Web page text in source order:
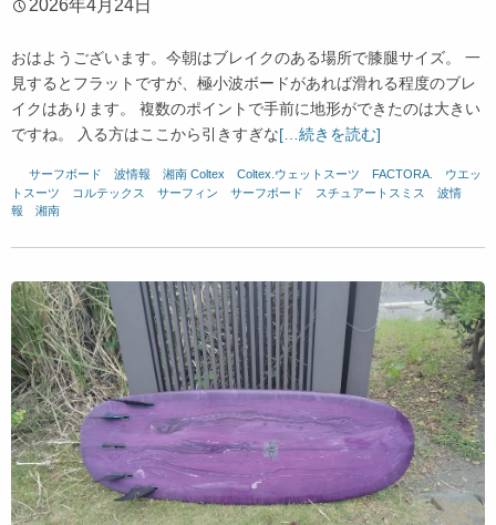
2026年4月24日
おはようございます。今朝はブレイクのある場所で膝腿サイズ。 一
見するとフラットですが、極小波ボードがあれば滑れる程度のブレ
イクはあります。 複数のポイントで手前に地形ができたのは大きい
ですね。 入る方はここから引きすぎな[…続きを読む]
サーフボード 波情報 湘南 Coltex Coltex.ウェットスーツ FACTORA.
ウエッ
トスーツ
コルテックス サーフィン サーフボード スチュアートスミス
波情
報 湘南